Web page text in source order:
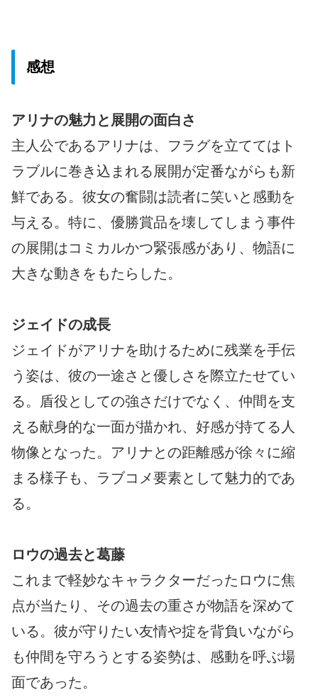
感想
アリナの魅力と展開の面白さ
主人公であるアリナは、フラグを立ててはト
ラブルに巻き込まれる展開が定番ながらも新
鮮である。彼女の奮闘は読者に笑いと感動を
与える。特に、優勝賞品を壊してしまう事件
の展開はコミカルかつ緊張感があり、物語に
大きな動きをもたらした。
ジェイドの成長
ジェイドがアリナを助けるために残業を手伝
う姿は、彼の一途さと優しさを際立たせてい
る。盾役としての強さだけでなく、仲間を支
える献身的な一面が描かれ、好感が持てる人
物像となった。アリナとの距離感が徐々に縮
まる様子も、ラブコメ要素として魅力的であ
る。
ロウの過去と葛藤
これまで軽妙なキャラクターだったロウに焦
点が当たり、その過去の重さが物語を深めて
いる。彼が守りたい友情や掟を背負いながら
も仲間を守ろうとする姿勢は、感動を呼ぶ場
面であった。